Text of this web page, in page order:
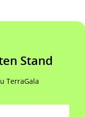
Stand
TerraGala